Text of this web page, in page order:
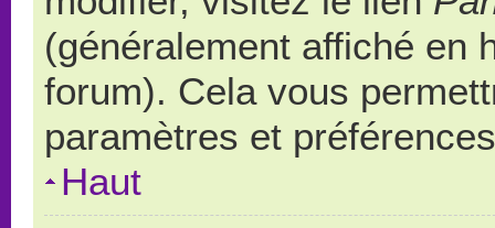
(généralement affiché en
forum). Cela vous
paramètres et
Haut